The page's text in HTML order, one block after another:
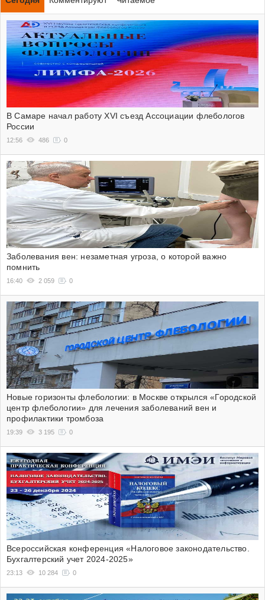
В Самаре начал работу XVI съезд Ассоциации флебологов
России
12:56 486 0
Заболевания вен: незаметная угроза, о которой важно
помнить
16:40 2 059 0
Новые горизонты флебологии: в Москве открылся «Городской
центр флебологии» для лечения заболеваний вен и
профилактики тромбоза
19:39 3 195 0
Всероссийская конференция «Налоговое законодательство.
Бухгалтерский учет 2024-2025»
23:13 10 284 0